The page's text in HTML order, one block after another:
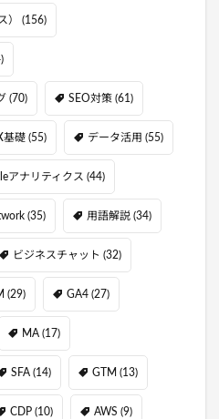
） (156)
(70) SEO対策 (61)
基礎 (55) データ活用 (55)
アナリティクス (44)
(35) 用語解説 (34)
ビジネスチャット (32)
(29) GA4 (27)
MA (17)
SFA (14) GTM (13)
CDP (10) AWS (9)